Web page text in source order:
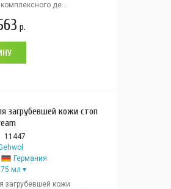
де...
р.
загрубевшей кожи стоп
11447
Германия
75 мл
загрубевшей кожи